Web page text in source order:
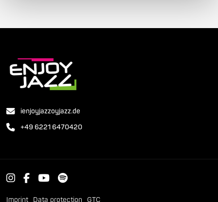
ienjoyjazzoyjazz.de
+49 6221 6470420
Imprint Data protection GTC